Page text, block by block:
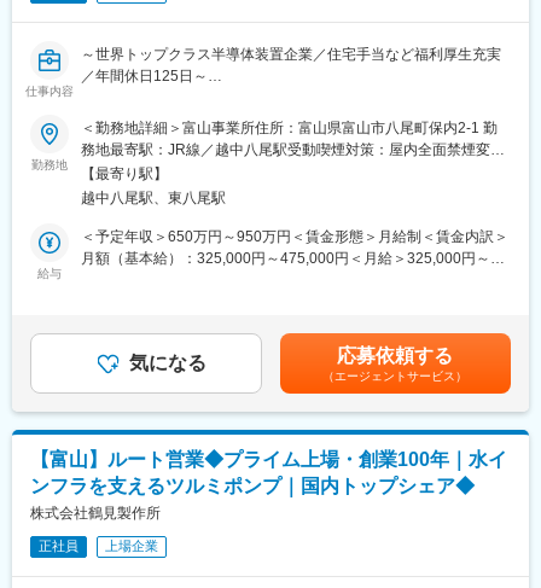
■担当製品に関して
主要な取引先は、半導体、自動車、電機、食品、医療、工作機械
などのメーカで工場における自動化や、医療機器、半導体製造装
置の自動検査など、様々な分野で利用されています。
■就業環境
・組織構成 10名程度
・年間休日125日
■当社の特徴
開しております。主力製品である空気圧制御機器において国内シ
ェア6０%超、世界シェア35%超とトップシェアを誇ります。経営
目標である売上高1兆円を達成するため、国内外に積極的な投資を
行っています。事業継続性（BCP）の強化に力を入れており、半
導体や自動車業界向けの製品に強みがあり、FA（ファクトリーオ
ートメーション）業界を牽引し、世界中の産業の自動化・省力化
を支えています。
変更の範囲：会社の定める業務
仕事内容
～世界トップクラス半導体装置企業／住宅手当など福利厚生充実
／年間休日125日～
■業務内容：
半導体製造装置の電気回路を含むユニット設計検討をご担当いた
だきます。
装置の仕様を資料から紐解き、将来に向けた新しい機能の設計検
討や納入済み装置への機能向上アイテムの検討をします。
■業務詳細：
装置に関する新機能のニーズや要求仕様の取り纏め、実現性確認
の事前検討、設計部門への詳細指示について業務を行います。
これらの対応を進めるには、品質保証や製造などの関連部門との
■就業環境：
・フレックス制（コアタイム 10：30～15：00）
・月あたりの残業時間 平均20時間
■当社について：
当社は、2023年に東証プライム市場に上場しました。上場時の時
価総額は約4800億円で、国内企業では23年度最大です。当社の製
勤務地
＜勤務地詳細＞富山事業所住所：富山県富山市八尾町保内2-1 勤
務地最寄駅：JR線／越中八尾駅受動喫煙対策：屋内全面禁煙変更
の範囲：会社の定める事業所（リモートワーク含む）
【最寄り駅】
越中八尾駅、東八尾駅
給与
＜予定年収＞650万円～950万円＜賃金形態＞月給制＜賃金内訳＞
月額（基本給）：325,000円～475,000円＜月給＞325,000円～
は固定手当を含めた表記です。
気になる 応募依頼する
（エージェントサービス）
【富山】ルート営業◆プライム上場・創業100年｜水イ
ンフラを支えるツルミポンプ｜国内トップシェア◆
株式会社鶴見製作所
正社員 上場企業